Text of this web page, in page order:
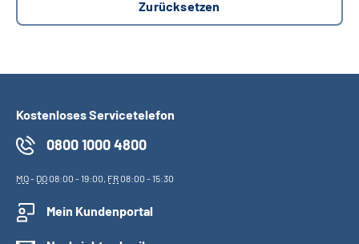
Kostenloses Servicetelefon
0800 1000 4800
MO- DO08:00 - 19:00, FR08:00 - 15:30
Mein Kundenportal